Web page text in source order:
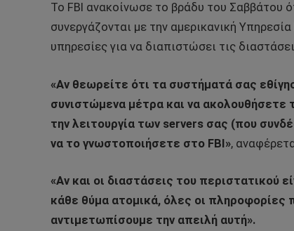
Το FBI ανακοίνωσε το βράδυ του Σαββάτου
συνεργάζονται με την αμερικανική
υπηρεσίες για να διαπιστώσει τις
«Αν θεωρείτε ότι τα συστήματά σας
συνιστώμενα μέτρα και να ακολουθήσετε
την λειτουργία των servers σας (που
να το γνωστοποιήσετε στο FBI»,
«Αν και οι διαστάσεις του περιστατικού
κάθε θύμα ατομικά, όλες οι πληροφορίες
αντιμετωπίσουμε την απειλή αυτή».